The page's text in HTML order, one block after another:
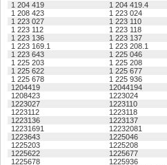
1 204 419 1 204 419.4
1 208 423
1 223 024
1 223 027
1 223 110
1 223 112
1 223 118
1 223 136
1 223 137
1 223 169.1
1 223 208.1
1 223 643
1 225 046
1 225 203
1 225 208
1 225 622
1 225 677
1 225 678
1 225 936
1204419
12044194
1208423
1223024
1223027
1223110
1223112
1223118
1223136
1223137
12231691
12232081
1223643
1225046
1225203
1225208
1225622
1225677
1225678
1225936